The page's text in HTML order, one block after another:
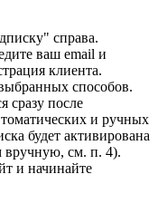
справа.
ваш email и
клиента.
способов.
сразу после
и ручных
будет активирована
вручную, см. п. 4).
и начинайте